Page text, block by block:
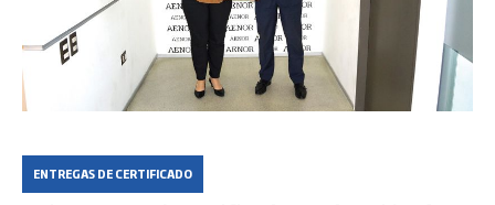
ENTREGAS DE CERTIFICADO